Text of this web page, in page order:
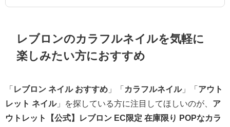
レブロンのカラフルネイルを気軽に
楽しみたい方におすすめ
「レブロン ネイル おすすめ 」「カラフルネイル」「アウト
レット ネイル」を探している方に注目してほしいのが、 ア
ウトレット【公式】レブロン EC限定 在庫限り POPなカラ